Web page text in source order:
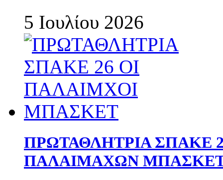
5 Ιουλίου 2026
ΠΡΩΤΑΘΛΗΤΡΙΑ ΣΠΑΚΕ
ΠΑΛΑΙΜΑΧΩΝ